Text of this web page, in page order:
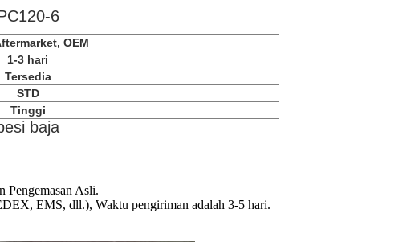
6
OEM
1-3 hari
Tersedia
STD
Tinggi
baja
Pengemasan Asli.
EMS, dll.), Waktu pengiriman adalah 3-5 hari.